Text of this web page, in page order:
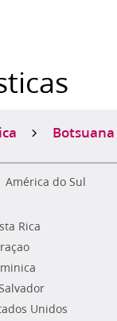
Botsuana
América do Sul
Rica
Unidos